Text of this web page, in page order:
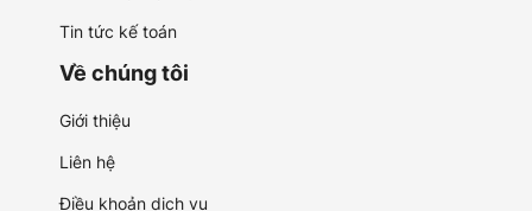
Tin tức kế toán
Về chúng tôi
Giới thiệu
Liên hệ
Điều khoản dịch vụ